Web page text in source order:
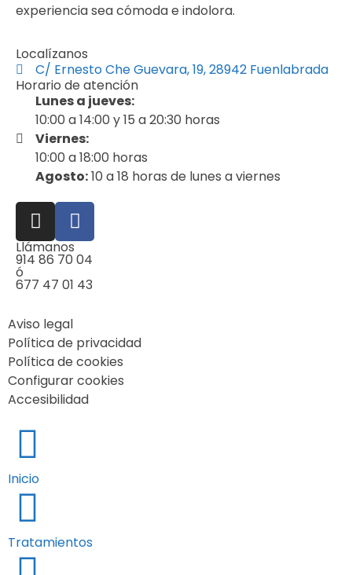
experiencia sea cómoda e indolora.
Localízanos
C/ Ernesto Che Guevara, 19, 28942 Fuenlabrada
Horario de atención
Lunes a jueves:
10:00 a 14:00 y 15 a 20:30 horas
Viernes:
10:00 a 18:00 horas
Agosto:10 a 18 horas de lunes a viernes
Llámanos
914 86 70 04
ó
677 47 01 43
Aviso legal
Política de privacidad
Política de cookies
Configurar cookies
Accesibilidad
Inicio
Tratamientos